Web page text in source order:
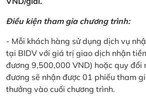
Điều kiện tham gia chương trình:
- Mỗi khách hàng sử dụng dịch vụ
tại BIDV với giá trị giao dịch nhận
đương 9,500,000 VND) hoặc quy đổi
đương sẽ nhận được 01 phiếu tham
thưởng vào cuối chương trình.